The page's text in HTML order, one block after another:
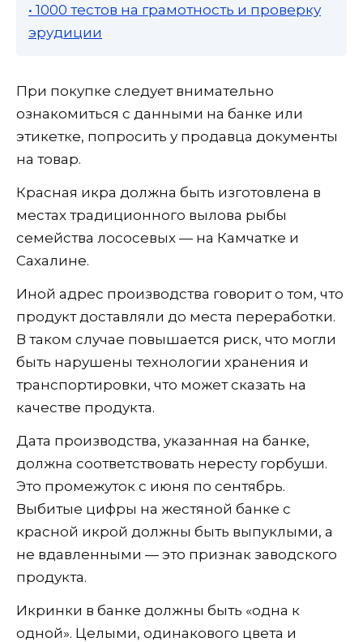
• 1000 тестов на грамотность и проверку
эрудиции
При покупке следует внимательно
ознакомиться с данными на банке или
этикетке, попросить у продавца документы
на товар.
Красная икра должна быть изготовлена в
местах традиционного вылова рыбы
семейства лососевых — на Камчатке и
Сахалине.
Иной адрес производства говорит о том, что
продукт доставляли до места переработки.
В таком случае повышается риск, что могли
быть нарушены технологии хранения и
транспортировки, что может сказать на
качестве продукта.
Дата производства, указанная на банке,
должна соответствовать нересту горбуши.
Это промежуток с июня по сентябрь.
Выбитые цифры на жестяной банке с
красной икрой должны быть выпуклыми, а
не вдавленными — это признак заводского
продукта.
Икринки в банке должны быть «одна к
одной». Целыми, одинакового цвета и